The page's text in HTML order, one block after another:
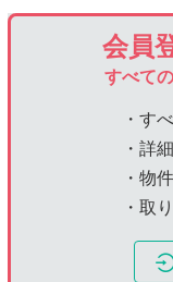
会員
すべて
・す
・詳
・物
・取